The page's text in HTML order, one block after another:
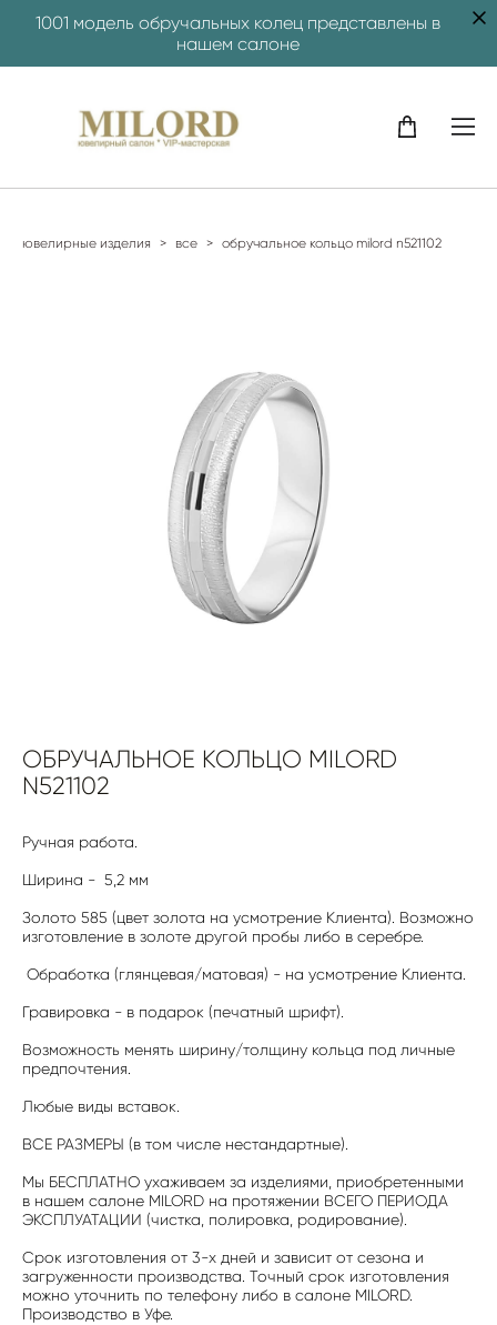
1001 модель обручальных колец представлены в
нашем салоне
ювелирные изделия > все > обручальное кольцо milord n521102
ОБРУЧАЛЬНОЕ КОЛЬЦО MILORD
N521102
Ручная работа.
Ширина - 5,2 мм
Золото 585 (цвет золота на усмотрение Клиента). Возможно
изготовление в золоте другой пробы либо в серебре.
Обработка (глянцевая/матовая) - на усмотрение Клиента.
Гравировка - в подарок (печатный шрифт).
Возможность менять ширину/толщину кольца под личные
предпочтения.
Любые виды вставок.
ВСЕ РАЗМЕРЫ (в том числе нестандартные).
Мы БЕСПЛАТНО ухаживаем за изделиями, приобретенными
в нашем салоне MILORD на протяжении ВСЕГО ПЕРИОДА
ЭКСПЛУАТАЦИИ (чистка, полировка, родирование).
Срок изготовления от 3-х дней и зависит от сезона и
загруженности производства. Точный срок изготовления
можно уточнить по телефону либо в салоне MILORD.
Производство в Уфе.